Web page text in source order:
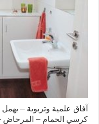
آفاق علمية وتربوية –
كرسي الحمام – المرحاض –